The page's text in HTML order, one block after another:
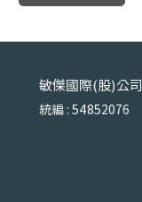
敏傑國際(股)公司
統編 : 54852076